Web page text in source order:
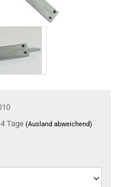
Tage (Ausland abweichend)